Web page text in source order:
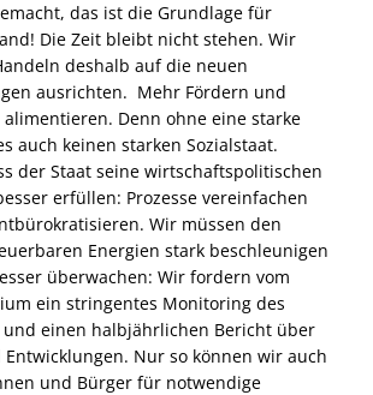
das ist die Grundlage für
Die Zeit bleibt nicht stehen. Wir
deshalb auf die neuen
ausrichten. Mehr Fördern und
Denn ohne eine starke
auch keinen starken Sozialstaat.
der Staat seine wirtschaftspolitischen
erfüllen: Prozesse vereinfachen
Wir müssen den
Energien stark beschleunigen
überwachen: Wir fordern vom
ein stringentes Monitoring des
und einen halbjährlichen Bericht über
Nur so können wir auch
und Bürger für notwendige